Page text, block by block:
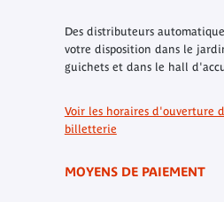
Des distributeurs
votre disposition dans le
guichets et dans le hall
Voir les horaires d'ouverture
billetterie
MOYENS DE PAIEMENT